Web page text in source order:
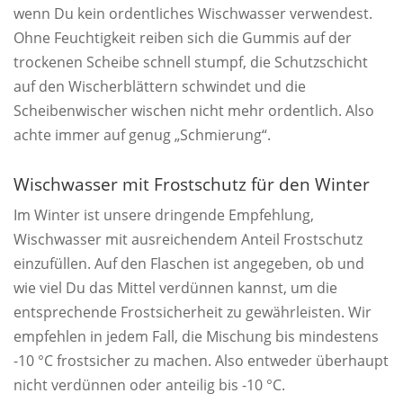
wenn Du kein ordentliches Wischwasser verwendest.
Ohne Feuchtigkeit reiben sich die Gummis auf der
trockenen Scheibe schnell stumpf, die Schutzschicht
auf den Wischerblättern schwindet und die
Scheibenwischer wischen nicht mehr ordentlich. Also
achte immer auf genug „Schmierung“.
Wischwasser mit Frostschutz für den Winter
Im Winter ist unsere dringende Empfehlung,
Wischwasser mit ausreichendem Anteil Frostschutz
einzufüllen. Auf den Flaschen ist angegeben, ob und
wie viel Du das Mittel verdünnen kannst, um die
entsprechende Frostsicherheit zu gewährleisten. Wir
empfehlen in jedem Fall, die Mischung bis mindestens
-10 °C frostsicher zu machen. Also entweder überhaupt
nicht verdünnen oder anteilig bis -10 °C.